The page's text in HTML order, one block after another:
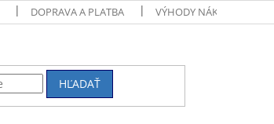
DOPRAVA A PLATBA VÝHODY NÁKUPU U NÁS
HĽADAŤ